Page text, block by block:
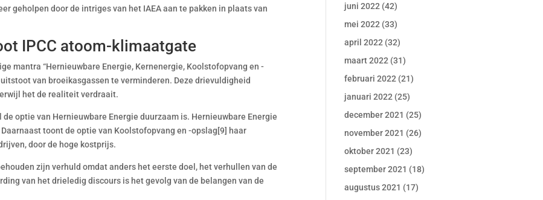
geholpen door de intriges van het IAEA aan te pakken in plaats van
IPCC atoom-klimaatgate
mantra “Hernieuwbare Energie, Kernenergie, Koolstofopvang en -
van broeikasgassen te verminderen. Deze drievuldigheid
het de realiteit verdraait.
optie van Hernieuwbare Energie duurzaam is. Hernieuwbare Energie
toont de optie van Koolstofopvang en -opslag[9] haar
door de hoge kostprijs.
zijn verhuld omdat anders het eerste doel, het verhullen van de
van het drieledig discours is het gevolg van de belangen van de
juni 2022 (42)
mei 2022 (33)
april 2022 (32)
maart 2022 (31)
februari 2022 (21)
januari 2022 (25)
december 2021 (25)
november 2021 (26)
oktober 2021 (23)
september 2021 (18)
augustus 2021 (17)